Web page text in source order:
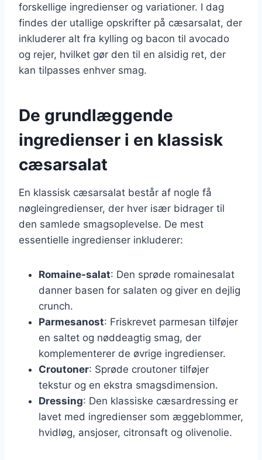
forskellige ingredienser og variationer. I dag
findes der utallige opskrifter på cæsarsalat, der
inkluderer alt fra kylling og bacon til avocado
og rejer, hvilket gør den til en alsidig ret, der
kan tilpasses enhver smag.
De grundlæggende
ingredienser i en klassisk
cæsarsalat
En klassisk cæsarsalat består af nogle få
nøgleingredienser, der hver især bidrager til
den samlede smagsoplevelse. De mest
essentielle ingredienser inkluderer:
Romaine-salat: Den sprøde romainesalat
danner basen for salaten og giver en dejlig
crunch.
Parmesanost: Friskrevet parmesan tilføjer
en saltet og nøddeagtig smag, der
komplementerer de øvrige ingredienser.
Croutoner: Sprøde croutoner tilføjer
tekstur og en ekstra smagsdimension.
Dressing: Den klassiske cæsardressing er
lavet med ingredienser som æggeblommer,
hvidløg, ansjoser, citronsaft og olivenolie.